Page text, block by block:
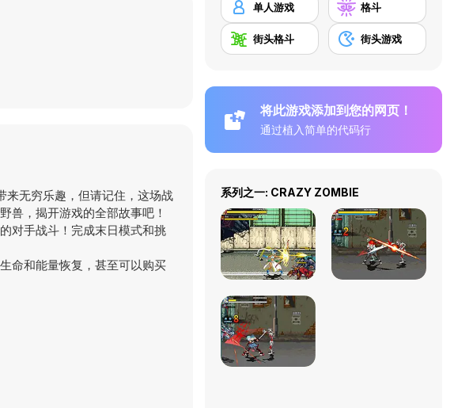
来无穷乐趣，但请记住，这场战
兽，揭开游戏的全部故事吧！
对手战斗！完成末日模式和挑
命和能量恢复，甚至可以购买
单人游戏 格斗
街头格斗 街头游戏
将此游戏添加到您的网页！
通过植入简单的代码行
系列之一: CRAZY ZOMBIE